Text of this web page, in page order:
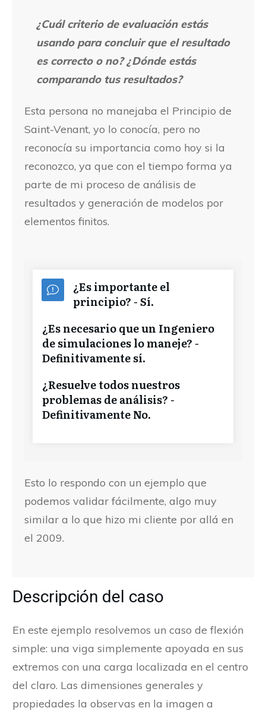
¿Cuál criterio de evaluación estás
usando para concluir que el resultado
es correcto o no? ¿Dónde estás
comparando tus resultados?
Esta persona no manejaba el Principio de
Saint-Venant, yo lo conocía, pero no
reconocía su importancia como hoy si la
reconozco, ya que con el tiempo forma ya
parte de mi proceso de análisis de
resultados y generación de modelos por
elementos finitos.
¿Es importante el
principio? - Sí.
¿Es necesario que un Ingeniero
de simulaciones lo maneje? -
Definitivamente sí.
¿Resuelve todos nuestros
problemas de análisis? -
Definitivamente No.
Esto lo respondo con un ejemplo que
podemos validar fácilmente, algo muy
similar a lo que hizo mi cliente por allá en
el 2009.
Descripción del caso
En este ejemplo resolvemos un caso de flexión
simple: una viga simplemente apoyada en sus
extremos con una carga localizada en el centro
del claro. Las dimensiones generales y
propiedades la observas en la imagen a